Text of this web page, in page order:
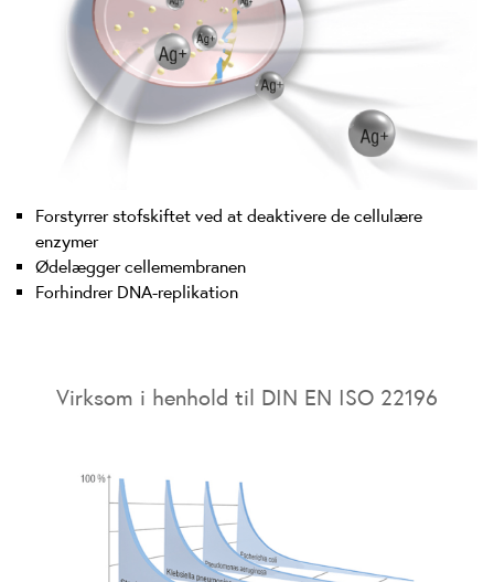
Forstyrrer stofskiftet ved at deaktivere de cellulære
enzymer
Ødelægger cellemembranen
Forhindrer DNA-replikation
Virksom i henhold til DIN EN ISO 22196